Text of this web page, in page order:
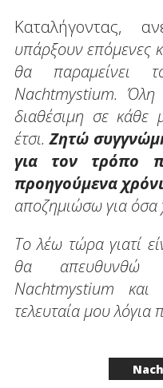
Καταλήγοντας,
υπάρξουν επόμενες
θα παραμείνει
Nachtmystium. Όλη
διαθέσιμη σε κάθε
έτσι.Ζητώ
για τον τρόπο
προηγούμενα
αποζημιώσω για όσα
Το λέω τώρα γιατί
θα απευθυνθώ
Nachtmystium
τελευταία μου λόγια